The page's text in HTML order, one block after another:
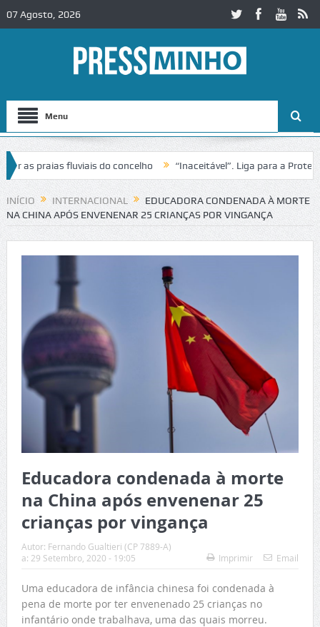
07 Agosto, 2026
Menu
praias fluviais do concelho “Inaceitável”. Liga para a Proteção
INÍCIO INTERNACIONAL
EDUCADORA CONDENADA À MORTE
NA CHINA APÓS ENVENENAR 25 CRIANÇAS POR VINGANÇA
Educadora condenada à morte
na China após envenenar 25
crianças por vingança
Autor: Fernando Gualtieri (CP 7889-A)
a: 29 Setembro, 2020 - 19:05 Imprimir Email
Uma educadora de infância chinesa foi condenada à
pena de morte por ter envenenado 25 crianças no
infantário onde trabalhava, uma das quais morreu.